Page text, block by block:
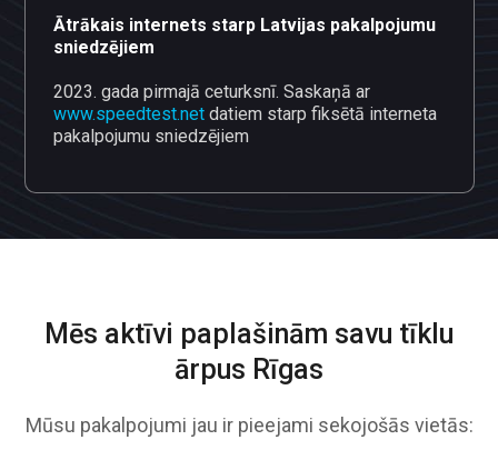
Ātrākais internets starp Latvijas pakalpojumu
sniedzējiem
2023. gada pirmajā ceturksnī. Saskaņā ar
www.speedtest.netdatiem starp fiksētā interneta
pakalpojumu sniedzējiem
Mēs aktīvi paplašinām savu tīklu
ārpus Rīgas
Mūsu pakalpojumi jau ir pieejami sekojošās vietās: